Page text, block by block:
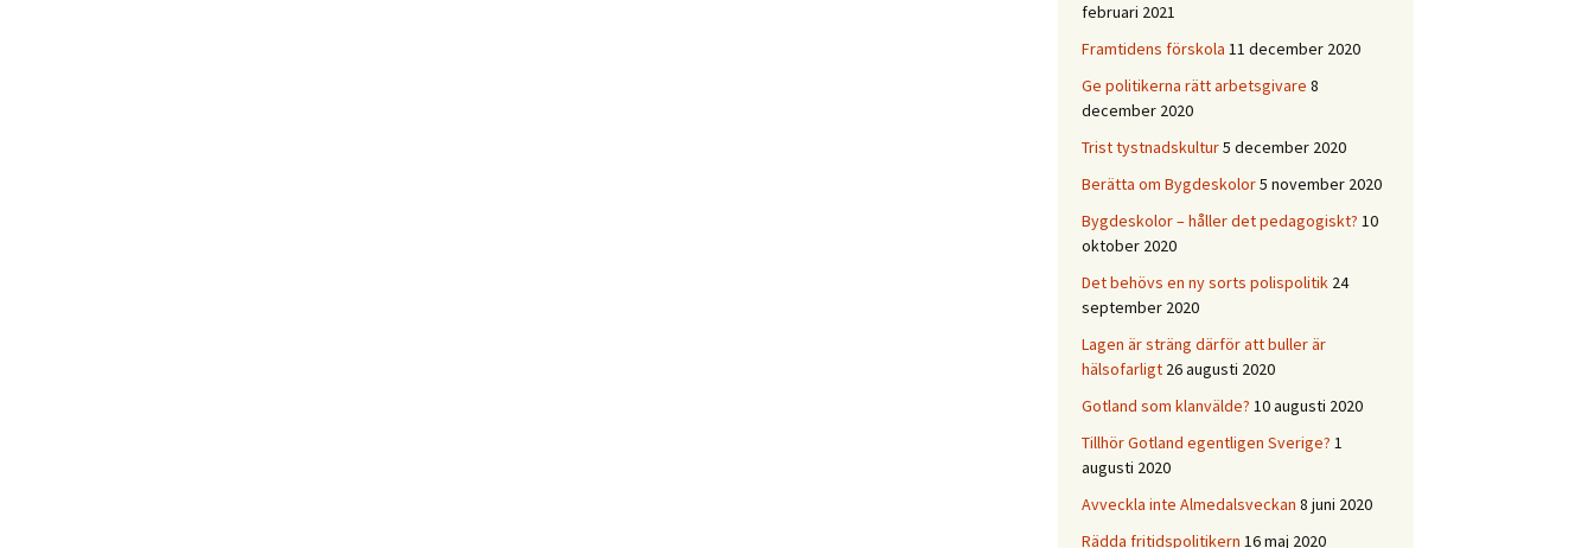
februari 2021
Framtidens förskola 11 december 2020
Ge politikerna rätt arbetsgivare 8
december 2020
Trist tystnadskultur5 december 2020
Berätta om Bygdeskolor5 november 2020
Bygdeskolor – håller det pedagogiskt? 10
oktober 2020
Det behövs en ny sorts polispolitik 24
september 2020
Lagen är sträng därför att buller är
hälsofarligt 26 augusti 2020
Gotland som klanvälde? 10 augusti 2020
Tillhör Gotland egentligen Sverige? 1
augusti 2020
Avveckla inte Almedalsveckan 8 juni 2020
Rädda fritidspolitikern 16 maj 2020